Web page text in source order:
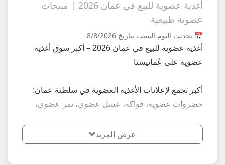
أغذية عضوية للبيع في عمان 2026 | منتجات
عضوية طبيعية
📅 تحديث اليوم السبت بتاريخ 8/8/2026
أغذية عضوية للبيع في عمان 2026 – أكبر سوق أغذية
عضوية على عُمانيستا
أكبر تجمع لإعلانات الأغذية العضوية في سلطنة عمان:
خضروات عضوية، فواكه، عسل عضوي، تمر عضوي،
إعلانات محدثة يومياً في مسقط، صلالة، صحار، نزوى،
بركاء، السيب، بوشر، مطرح، البريمي، الدقم وكل
عرض المزيد